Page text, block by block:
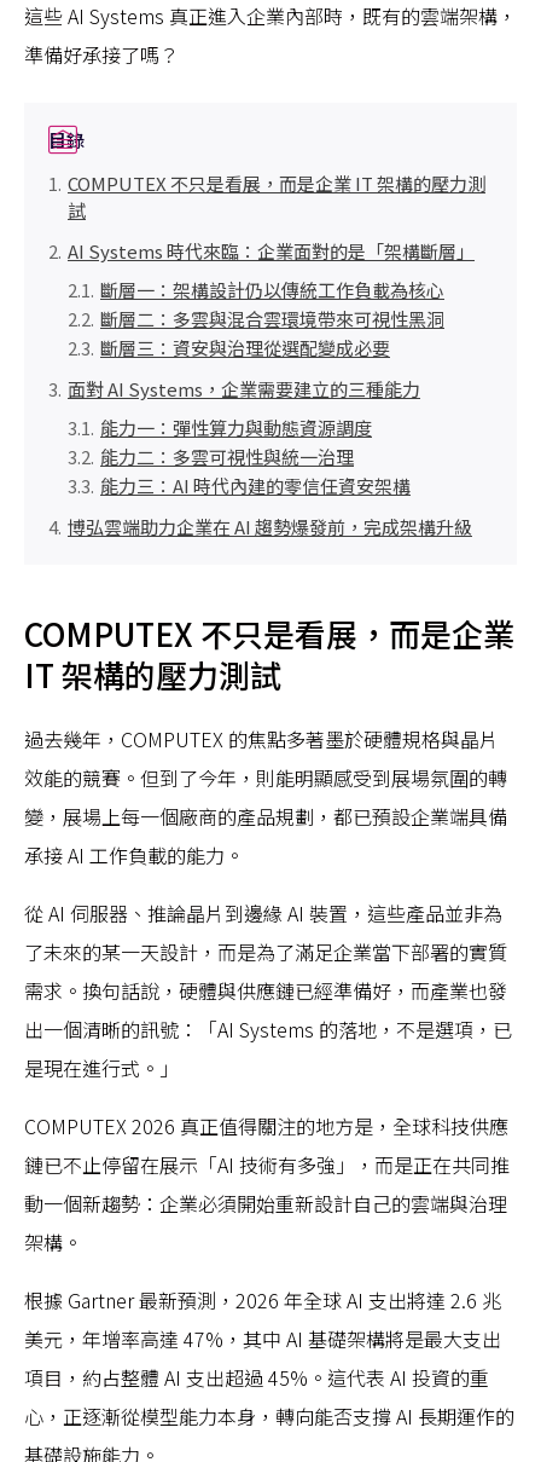
這些 AI Systems 真正進入企業內部時，既有的雲端架構，
準備好承接了嗎？
目錄
COMPUTEX 不只是看展，而是企業 IT 架構的壓力測
試
AI Systems 時代來臨：企業面對的是「架構斷層」
斷層一：架構設計仍以傳統工作負載為核心
斷層二：多雲與混合雲環境帶來可視性黑洞
斷層三：資安與治理從選配變成必要
面對 AI Systems，企業需要建立的三種能力
能力一：彈性算力與動態資源調度
能力二：多雲可視性與統一治理
能力三：AI 時代內建的零信任資安架構
博弘雲端助力企業在 AI 趨勢爆發前，完成架構升級
COMPUTEX 不只是看展，而是企業
IT 架構的壓力測試
過去幾年，COMPUTEX 的焦點多著墨於硬體規格與晶片
效能的競賽。但到了今年，則能明顯感受到展場氛圍的轉
變，展場上每一個廠商的產品規劃，都已預設企業端具備
承接 AI 工作負載的能力。
從 AI 伺服器、推論晶片到邊緣 AI 裝置，這些產品並非為
了未來的某一天設計，而是為了滿足企業當下部署的實質
需求。換句話說，硬體與供應鏈已經準備好，而產業也發
出一個清晰的訊號：「AI Systems 的落地，不是選項，已
是現在進行式。」
COMPUTEX 2026 真正值得關注的地方是，全球科技供應
鏈已不止停留在展示「AI 技術有多強」，而是正在共同推
動一個新趨勢：企業必須開始重新設計自己的雲端與治理
架構。
根據 Gartner 最新預測，2026 年全球 AI 支出將達 2.6 兆
美元，年增率高達 47%，其中 AI 基礎架構將是最大支出
項目，約占整體 AI 支出超過 45%。這代表 AI 投資的重
心，正逐漸從模型能力本身，轉向能否支撐 AI 長期運作的
基礎設施能力。